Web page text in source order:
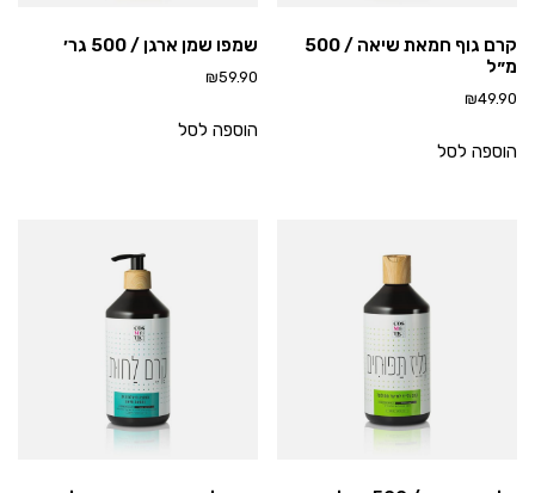
קרם גוף חמאת שיאה / 500
מ״ל
₪49.90
הוספה לסל
שמפו שמן ארגן / 500 גר׳
₪59.90
הוספה לסל